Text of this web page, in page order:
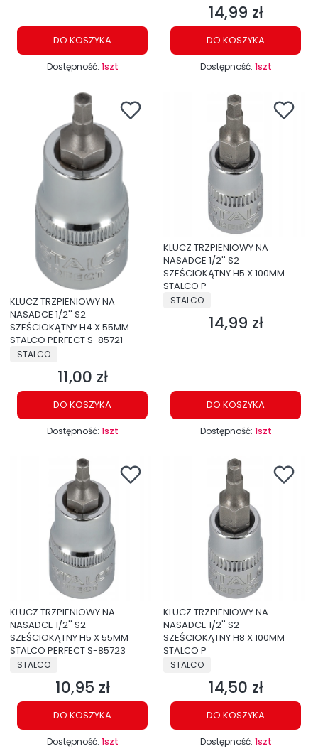
DO KOSZYKA
Dostępność: 1szt
Cena
14,99 zł
DO KOSZYKA
Dostępność: 1szt
KLUCZ TRZPIENIOWY NA
NASADCE 1/2'' S2
SZEŚCIOKĄTNY H4 X 55MM
STALCO PERFECT S-85721
PRODUCENT
STALCO
Cena
11,00 zł
DO KOSZYKA
Dostępność: 1szt
KLUCZ TRZPIENIOWY NA
NASADCE 1/2'' S2
SZEŚCIOKĄTNY H5 X 100MM
STALCO P
PRODUCENT
STALCO
Cena
14,99 zł
DO KOSZYKA
Dostępność: 1szt
KLUCZ TRZPIENIOWY NA
NASADCE 1/2'' S2
SZEŚCIOKĄTNY H5 X 55MM
STALCO PERFECT S-85723
PRODUCENT
STALCO
Cena
10,95 zł
DO KOSZYKA
Dostępność: 1szt
KLUCZ TRZPIENIOWY NA
NASADCE 1/2'' S2
SZEŚCIOKĄTNY H8 X 100MM
STALCO P
PRODUCENT
STALCO
Cena
14,50 zł
DO KOSZYKA
Dostępność: 1szt